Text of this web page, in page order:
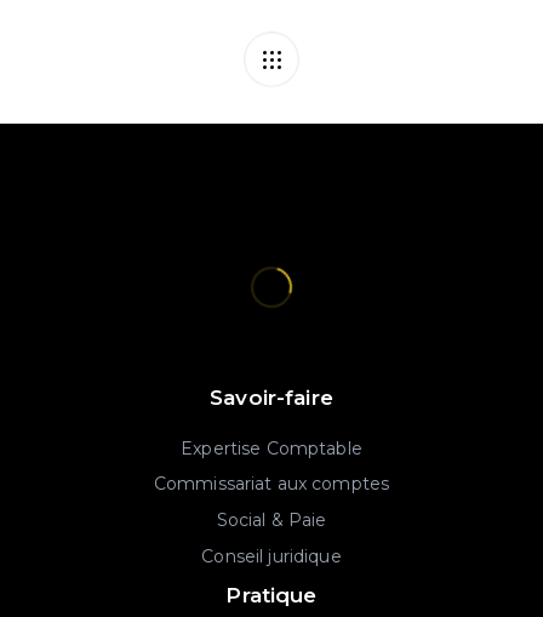
Savoir-faire
Expertise Comptable
Commissariat aux comptes
Social & Paie
Conseil juridique
Pratique